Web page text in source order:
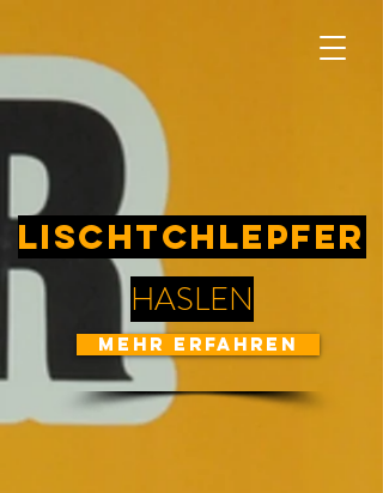
Lischtchlepfer
HASLEN
mehr erfahren